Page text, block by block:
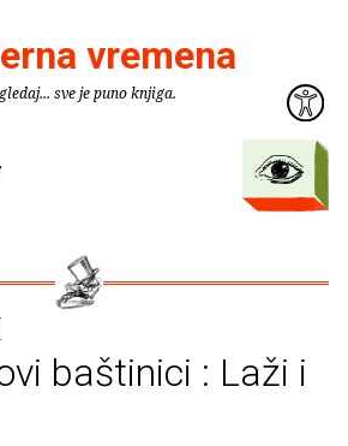
vremena
sve je puno knjiga.
baštinici : Laži i